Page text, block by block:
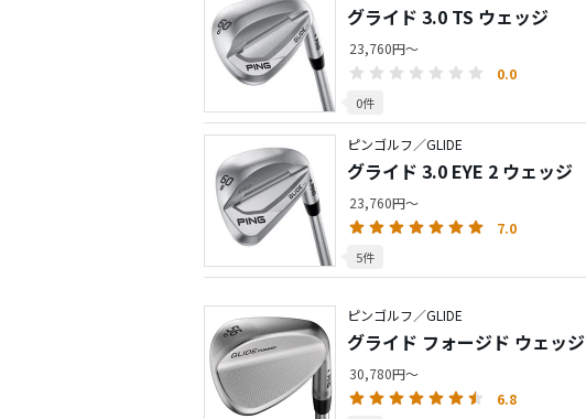
グライド 3.0 TS ウェッジ
23,760円～
0.0
0件
ピンゴルフ／GLIDE
グライド 3.0 EYE 2 ウェッジ
23,760円～
7.0
5件
ピンゴルフ／GLIDE
グライド フォージド ウェッジ
30,780円～
6.8